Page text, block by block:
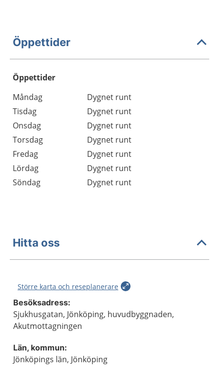
Öppettider
Öppettider
Dag
Öppettider
Kommentarer
Måndag
Dygnet runt
Tisdag
Dygnet runt
Onsdag
Dygnet runt
Torsdag
Dygnet runt
Fredag
Dygnet runt
Lördag
Dygnet runt
Söndag
Dygnet runt
Hitta oss
Större karta och reseplanerare
Besöksadress:
Sjukhusgatan, Jönköping, huvudbyggnaden,
Akutmottagningen
Län, kommun:
Jönköpings län, Jönköping